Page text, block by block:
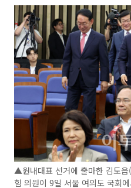
▲원내대표 선거에 출마한 김도
힘 의원이 9일 서울 여의도 국회